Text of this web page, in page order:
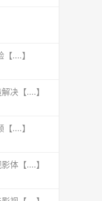
....】
决【....】
....】
体【....】